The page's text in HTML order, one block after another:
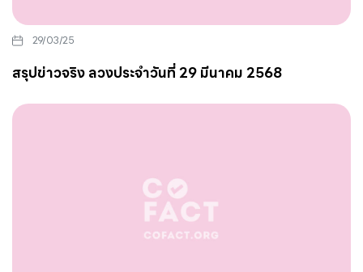
29/03/25
สรุปข่าวจริง ลวงประจำวันที่ 29 มีนาคม 2568